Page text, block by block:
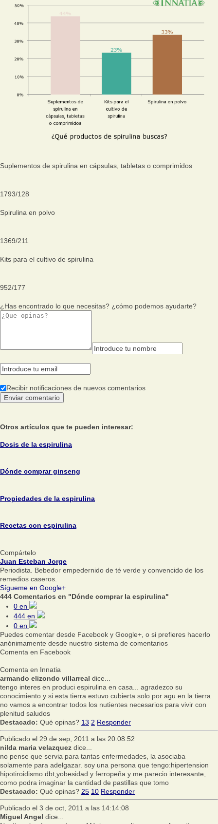
Suplementos de spirulina en cápsulas, tabletas o comprimidos
1793/128
Spirulina en polvo
1369/211
Kits para el cultivo de spirulina
952/177
¿Has encontrado lo que necesitas? ¿cómo podemos ayudarte?
Recibir notificaciones de nuevos comentarios
Otros artículos que te pueden interesar:
Dosis de la espirulina
Dónde comprar ginseng
Propiedades de la espirulina
Recetas con espirulina
Compártelo
Juan Esteban Jorge
Periodista. Bebedor empedernido de té verde y convencido de los
remedios caseros.
Sígueme en Google+
444 Comentarios en "Dónde comprar la espirulina"
0 en
444 en
0 en
Puedes comentar desde Facebook y Google+, o si prefieres hacerlo
anónimamente desde nuestro sistema de comentarios
Comenta en Facebook
Comenta en Innatia
armando elizondo villarreal dice...
tengo interes en produci espirulina en casa... agradezco su
conocimiento y si esta tierra estuvo cubierta solo por agu en la tierra
no vamos a encontrar todos los nutientes necesarios para vivir con
plenitud saludos
Destacado: Qué opinas? 13 2 Responder
Publicado el 29 de sep, 2011 a las 20:08:52
nilda maria velazquez dice...
no pense que servia para tantas enfermedades, la asociaba
solamente para adelgazar. soy una persona que tengo:hipertension
hipotiroidismo dbt,yobesidad y ferropeña y me parecio interesante,
como podra imaginar la cantidad de pastillas que tomo
Destacado: Qué opinas? 25 10 Responder
Publicado el 3 de oct, 2011 a las 14:14:08
Miguel Angel dice...